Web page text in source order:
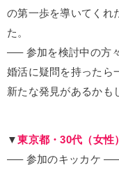
の第一歩を導いてくれ
た。
—– 参加を検討中の方
婚活に疑問を持ったら
新たな発見があるかも
▼東京都・30代（女性）
—– 参加のキッカケ